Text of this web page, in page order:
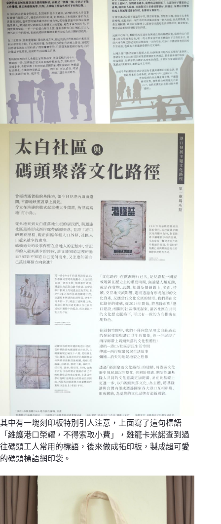
其中有一塊刻印板特別引人注意，上面寫了這句標語
「維護港口榮耀，不得索取小費」，雞籠卡米諾查到過
往碼頭工人常用的標語，後來做成拓印板，製成超可愛
的碼頭標語網印袋。